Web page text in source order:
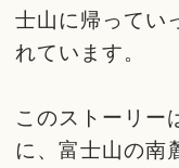
士山に帰ってい
れています。
このストーリー
に、富士山の南